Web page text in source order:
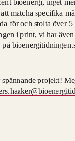
bioenergi, inget
matcha specifika
för och stolta över
i print, vi har
på
projekt!